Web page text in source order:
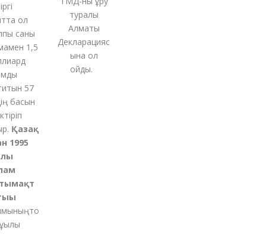
ол
саны
1,5
57
басын
Қазақ
то
туралы
Алматы
Декларацияс
ына қол
қойды.